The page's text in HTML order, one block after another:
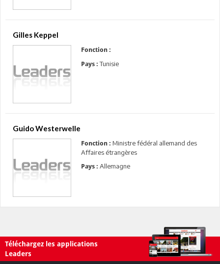
Gilles Keppel
Fonction :
Pays : Tunisie
Guido Westerwelle
Fonction : Ministre fédéral allemand des
Affaires étrangères
Pays : Allemagne
Téléchargez les applications
Leaders